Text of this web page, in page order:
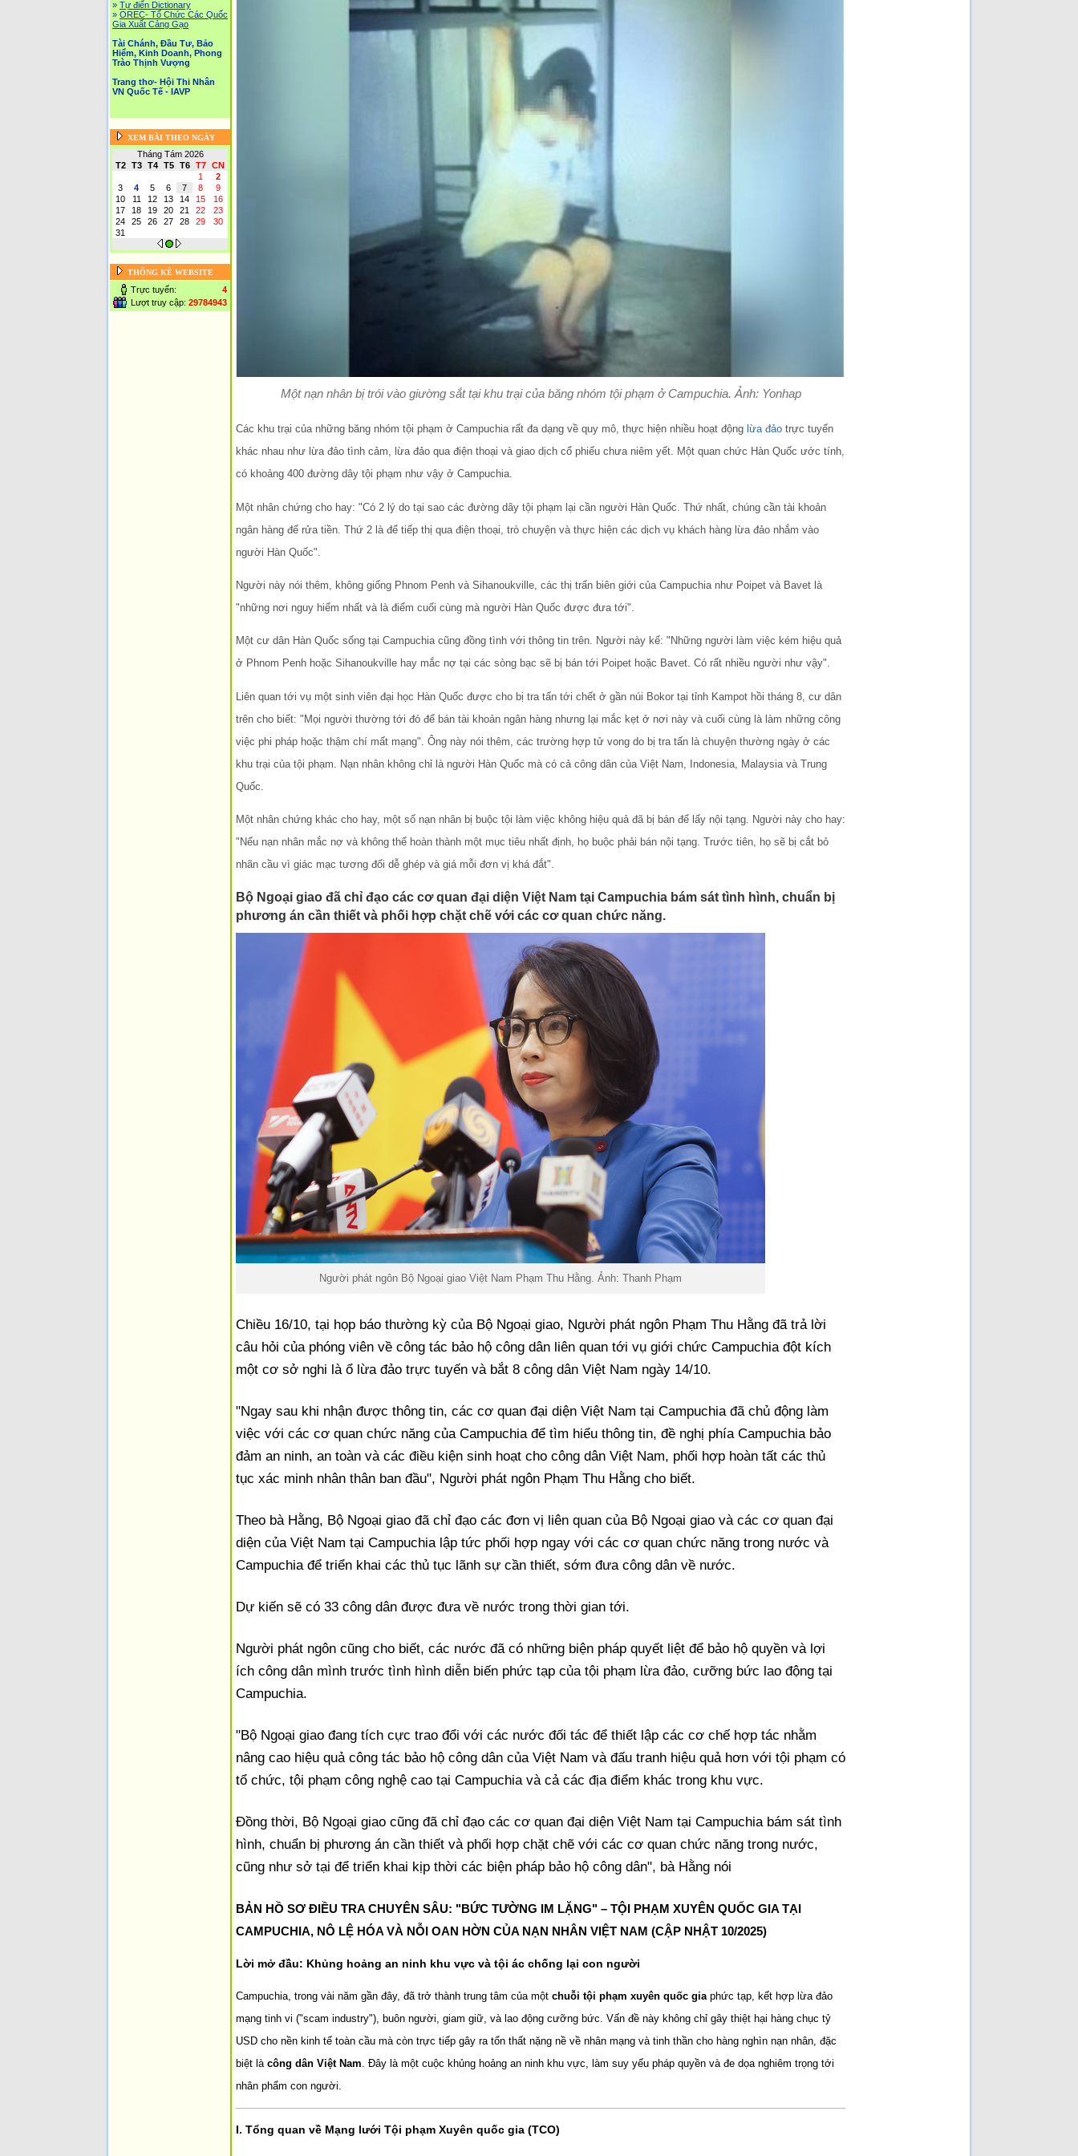
» Tự điển Dictionary
» OREC- Tố Chức Các Quốc
Gia Xuất Cảng Gạo
Tài Chánh, Đầu Tư, Bảo
Hiểm, Kinh Doanh, Phong
Trào Thịnh Vượng
Trang thơ- Hội Thi Nhân
VN Quốc Tế - IAVP
XEM BÀI THEO NGÀY
Tháng Tám 2026
T2
T3 T4 T5 T6 T7
CN
1
2
3
4 5 6 7 8
9
10
11 12 13 14 15
16
17
18 19 20 21 22
23
24
25 26 27 28 29
30
31
THỐNG KÊ WEBSITE
Trực tuyến:
4
Lượt truy cập: 29784943
Một nạn nhân bị trói vào giường sắt tại khu trại của băng nhóm tội phạm ở Campuchia. Ảnh: Yonhap
Các khu trại của những băng nhóm tội phạm ở Campuchia rất đa dạng về quy mô, thực hiện nhiều hoạt động lừa đảo trực tuyến
khác nhau như lừa đảo tình cảm, lừa đảo qua điện thoại và giao dịch cổ phiếu chưa niêm yết. Một quan chức Hàn Quốc ước tính,
có khoảng 400 đường dây tội phạm như vậy ở Campuchia.
Một nhân chứng cho hay: "Có 2 lý do tại sao các đường dây tội phạm lại cần người Hàn Quốc. Thứ nhất, chúng cần tài khoản
ngân hàng để rửa tiền. Thứ 2 là để tiếp thị qua điện thoại, trò chuyện và thực hiện các dịch vụ khách hàng lừa đảo nhắm vào
người Hàn Quốc".
Người này nói thêm, không giống Phnom Penh và Sihanoukville, các thị trấn biên giới của Campuchia như Poipet và Bavet là
"những nơi nguy hiểm nhất và là điểm cuối cùng mà người Hàn Quốc được đưa tới".
Một cư dân Hàn Quốc sống tại Campuchia cũng đồng tình với thông tin trên. Người này kể: "Những người làm việc kém hiệu quả
ở Phnom Penh hoặc Sihanoukville hay mắc nợ tại các sòng bạc sẽ bị bán tới Poipet hoặc Bavet. Có rất nhiều người như vậy".
Liên quan tới vụ một sinh viên đại học Hàn Quốc được cho bị tra tấn tới chết ở gần núi Bokor tại tỉnh Kampot hồi tháng 8, cư dân
trên cho biết: "Mọi người thường tới đó để bán tài khoản ngân hàng nhưng lại mắc kẹt ở nơi này và cuối cùng là làm những công
việc phi pháp hoặc thậm chí mất mạng". Ông này nói thêm, các trường hợp tử vong do bị tra tấn là chuyện thường ngày ở các
khu trại của tội phạm. Nạn nhân không chỉ là người Hàn Quốc mà có cả công dân của Việt Nam, Indonesia, Malaysia và Trung
Quốc.
Một nhân chứng khác cho hay, một số nạn nhân bị buộc tội làm việc không hiệu quả đã bị bán để lấy nội tạng. Người này cho hay:
"Nếu nạn nhân mắc nợ và không thể hoàn thành một mục tiêu nhất định, họ buộc phải bán nội tạng. Trước tiên, họ sẽ bị cắt bỏ
nhãn cầu vì giác mạc tương đối dễ ghép và giá mỗi đơn vị khá đắt".
Bộ Ngoại giao đã chỉ đạo các cơ quan đại diện Việt Nam tại Campuchia bám sát tình hình, chuẩn bị
phương án cần thiết và phối hợp chặt chẽ với các cơ quan chức năng.
Người phát ngôn Bộ Ngoại giao Việt Nam Phạm Thu Hằng. Ảnh: Thanh Phạm
Chiều 16/10, tại họp báo thường kỳ của Bộ Ngoại giao, Người phát ngôn Phạm Thu Hằng đã trả lời
câu hỏi của phóng viên về công tác bảo hộ công dân liên quan tới vụ giới chức Campuchia đột kích
một cơ sở nghi là ổ lừa đảo trực tuyến và bắt 8 công dân Việt Nam ngày 14/10.
"Ngay sau khi nhận được thông tin, các cơ quan đại diện Việt Nam tại Campuchia đã chủ động làm
việc với các cơ quan chức năng của Campuchia để tìm hiểu thông tin, đề nghị phía Campuchia bảo
đảm an ninh, an toàn và các điều kiện sinh hoạt cho công dân Việt Nam, phối hợp hoàn tất các thủ
tục xác minh nhân thân ban đầu", Người phát ngôn Phạm Thu Hằng cho biết.
Theo bà Hằng, Bộ Ngoại giao đã chỉ đạo các đơn vị liên quan của Bộ Ngoại giao và các cơ quan đại
diện của Việt Nam tại Campuchia lập tức phối hợp ngay với các cơ quan chức năng trong nước và
Campuchia để triển khai các thủ tục lãnh sự cần thiết, sớm đưa công dân về nước.
Dự kiến sẽ có 33 công dân được đưa về nước trong thời gian tới.
Người phát ngôn cũng cho biết, các nước đã có những biện pháp quyết liệt để bảo hộ quyền và lợi
ích công dân mình trước tình hình diễn biến phức tạp của tội phạm lừa đảo, cưỡng bức lao động tại
Campuchia.
"Bộ Ngoại giao đang tích cực trao đổi với các nước đối tác để thiết lập các cơ chế hợp tác nhằm
nâng cao hiệu quả công tác bảo hộ công dân của Việt Nam và đấu tranh hiệu quả hơn với tội phạm có
tổ chức, tội phạm công nghệ cao tại Campuchia và cả các địa điểm khác trong khu vực.
Đồng thời, Bộ Ngoại giao cũng đã chỉ đạo các cơ quan đại diện Việt Nam tại Campuchia bám sát tình
hình, chuẩn bị phương án cần thiết và phối hợp chặt chẽ với các cơ quan chức năng trong nước,
cũng như sở tại để triển khai kịp thời các biện pháp bảo hộ công dân", bà Hằng nói
BẢN HỒ SƠ ĐIỀU TRA CHUYÊN SÂU: "BỨC TƯỜNG IM LẶNG" – TỘI PHẠM XUYÊN QUỐC GIA TẠI
CAMPUCHIA, NÔ LỆ HÓA VÀ NỖI OAN HỜN CỦA NẠN NHÂN VIỆT NAM (CẬP NHẬT 10/2025)
Lời mở đầu: Khủng hoảng an ninh khu vực và tội ác chống lại con người
Campuchia, trong vài năm gần đây, đã trở thành trung tâm của một chuỗi tội phạm xuyên quốc gia phức tạp, kết hợp lừa đảo
mạng tinh vi ("scam industry"), buôn người, giam giữ, và lao động cưỡng bức. Vấn đề này không chỉ gây thiệt hại hàng chục tỷ
USD cho nền kinh tế toàn cầu mà còn trực tiếp gây ra tổn thất nặng nề về nhân mạng và tinh thần cho hàng nghìn nạn nhân, đặc
biệt là công dân Việt Nam . Đây là một cuộc khủng hoảng an ninh khu vực, làm suy yếu pháp quyền và đe dọa nghiêm trọng tới
nhân phẩm con người.
I. Tổng quan về Mạng lưới Tội phạm Xuyên quốc gia (TCO)